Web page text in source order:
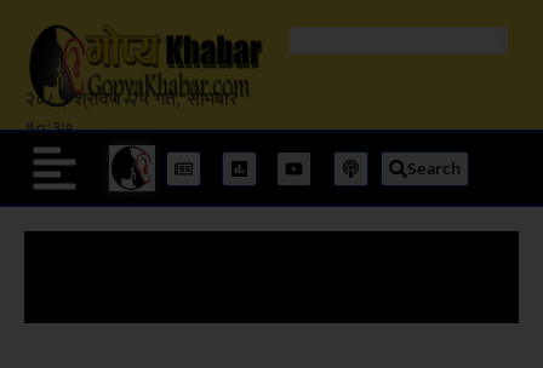
२०८३ श्रावण २५ गते, सोमबार
१०:३७
Search